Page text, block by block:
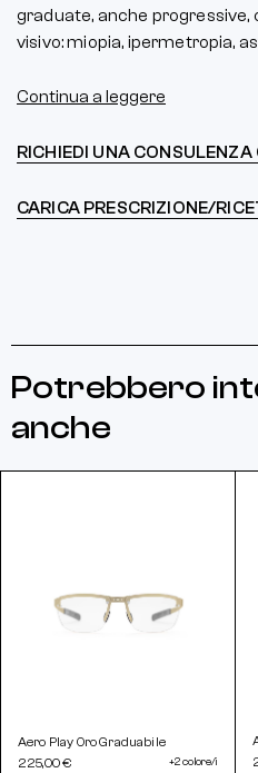
graduate, anche
visivo: miopia, ipermetropia,
Continua a leggere
RICHIEDI UNA CONSULENZA
CARICA PRESCRIZIONE/
Potrebbero
anche
Aero Play Oro Graduabile
225,00 €
+2 colore/i